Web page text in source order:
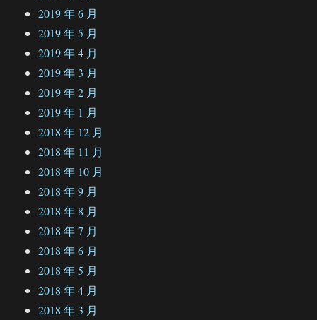
2019 年 6 月
2019 年 5 月
2019 年 4 月
2019 年 3 月
2019 年 2 月
2019 年 1 月
2018 年 12 月
2018 年 11 月
2018 年 10 月
2018 年 9 月
2018 年 8 月
2018 年 7 月
2018 年 6 月
2018 年 5 月
2018 年 4 月
2018 年 3 月